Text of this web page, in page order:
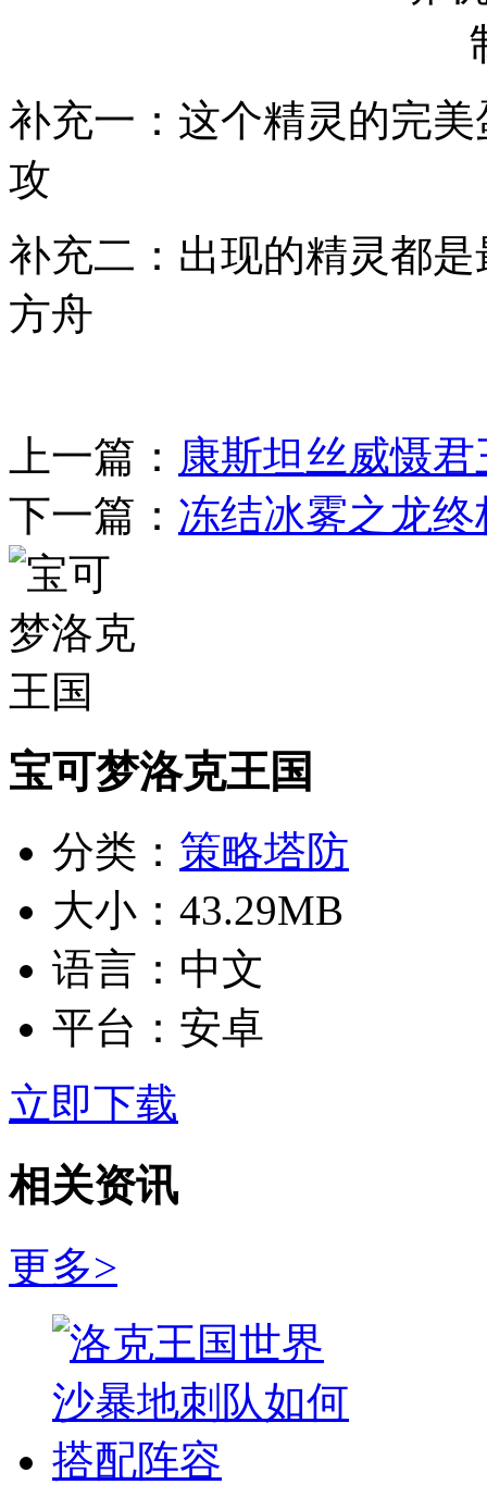
补充一：这个精灵的完
攻
补充二：出现的精灵都
方舟
上一篇： 康斯坦丝威慑君
下一篇： 冻结冰雾之龙
宝可梦洛克王国
分类： 策略塔防
大小： 43.29MB
语言： 中文
平台： 安卓
立即下载
相关资讯
更多>